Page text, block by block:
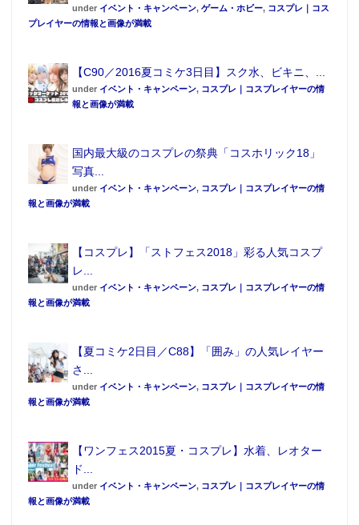
under イベント・キャンペーン, ゲーム・ホビー, コスプレ｜コス
プレイヤーの情報と画像が満載
【C90／2016夏コミケ3日目】スク水、ビキニ、...
under イベント・キャンペーン, コスプレ｜コスプレイヤーの情
報と画像が満載
国内最大級のコスプレの祭典「コスホリック18」
写真...
under イベント・キャンペーン, コスプレ｜コスプレイヤーの情
報と画像が満載
【コスプレ】「ストフェス2018」彩る人気コスプ
レ...
under イベント・キャンペーン, コスプレ｜コスプレイヤーの情
報と画像が満載
【夏コミケ2日目／C88】「囲み」の人気レイヤー
さ...
under イベント・キャンペーン, コスプレ｜コスプレイヤーの情
報と画像が満載
【ワンフェス2015夏・コスプレ】水着、レオター
ド...
under イベント・キャンペーン, コスプレ｜コスプレイヤーの情
報と画像が満載